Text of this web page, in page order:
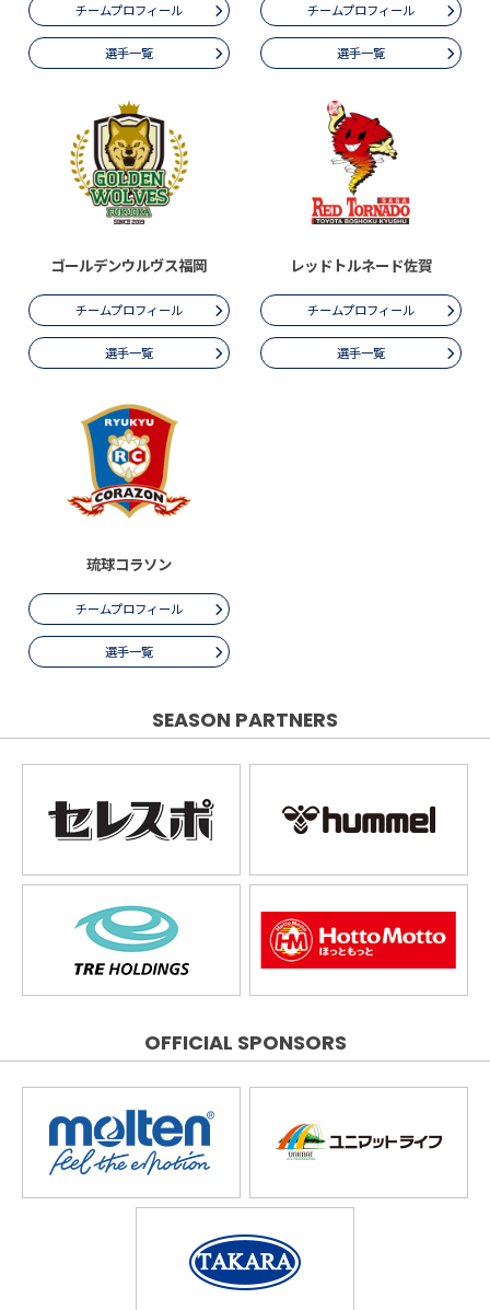
チームプロフィール
選手一覧
チームプロフィール
選手一覧
ゴールデンウルヴス福岡
チームプロフィール
選手一覧
レッドトルネード佐賀
チームプロフィール
選手一覧
琉球コラソン
チームプロフィール
選手一覧
SEASON PARTNERS
OFFICIAL SPONSORS